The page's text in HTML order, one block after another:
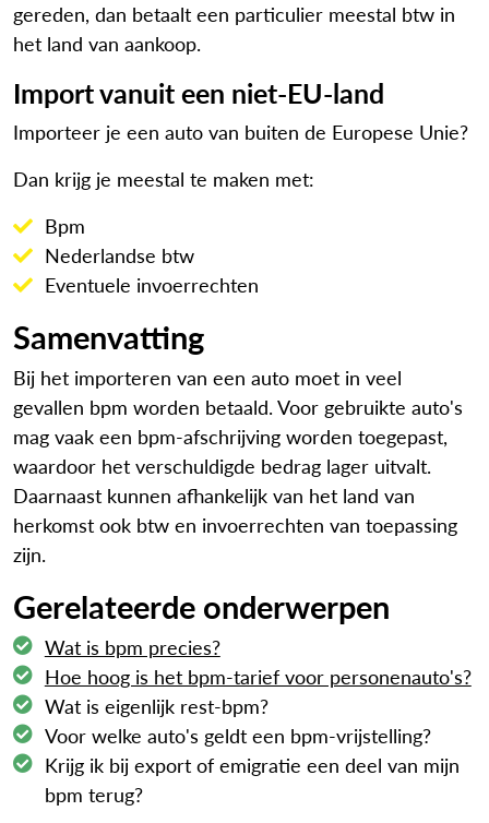
gereden, dan betaalt een particulier meestal btw in
het land van aankoop.
Import vanuit een niet-EU-land
Importeer je een auto van buiten de Europese Unie?
Dan krijg je meestal te maken met:
Bpm
Nederlandse btw
Eventuele invoerrechten
Samenvatting
Bij het importeren van een auto moet in veel
gevallen bpm worden betaald. Voor gebruikte auto's
mag vaak een bpm-afschrijving worden toegepast,
waardoor het verschuldigde bedrag lager uitvalt.
Daarnaast kunnen afhankelijk van het land van
herkomst ook btw en invoerrechten van toepassing
zijn.
Gerelateerde onderwerpen
Wat is bpm precies?
Hoe hoog is het bpm-tarief voor personenauto's?
Wat is eigenlijk rest-bpm?
Voor welke auto's geldt een bpm-vrijstelling?
Krijg ik bij export of emigratie een deel van mijn
bpm terug?